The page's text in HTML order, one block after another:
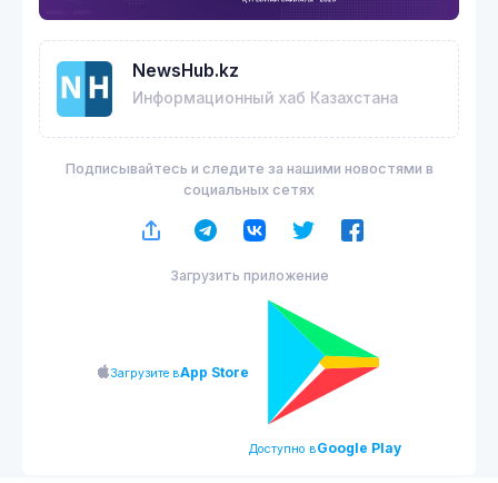
NewsHub.kz
Информационный хаб Казахстана
Подписывайтесь и следите за нашими новостями в
социальных сетях
Загрузить приложение
Загрузите вApp Store
Доступно вGoogle Play